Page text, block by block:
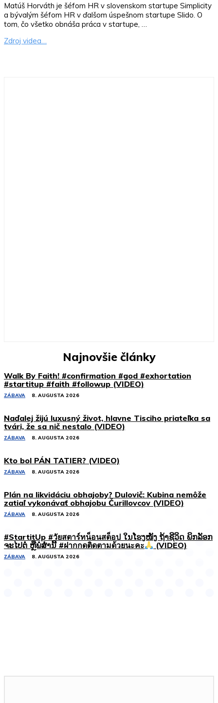
Matúš Horváth je šéfom HR v slovenskom startupe Simplicity
a bývalým šéfom HR v ďalšom úspešnom startupe Slido. O
tom, čo všetko obnáša práca v startupe, …
Zdroj videa…
Najnovšie články
Walk By Faith! #confirmation #god #exhortation
#startitup #faith #followup (VIDEO)
ZÁBAVA 8. AUGUSTA 2026
Naďalej žijú luxusný život, hlavne Tisciho priateľka sa
tvári, že sa nič nestalo (VIDEO)
ZÁBAVA 8. AUGUSTA 2026
Kto bol PÁN TATIER? (VIDEO)
ZÁBAVA 8. AUGUSTA 2026
Plán na likvidáciu obhajoby? Dulovič: Kubina nemôže
zatiaľ vykonávať obhajobu Čurillovcov (VIDEO)
ZÁBAVA 8. AUGUSTA 2026
#StartitUp #วัยสตาร์ทน็อนสต็อป ໃນໂຮງໜັງ ຖ້າຊີວິດ ພິກລັອກ
ຈະໄປຕໍ່ ຫຼືພໍສໍ່ານີ້ #ฝากกดติดตามด้วยนะคะ
(VIDEO)
ZÁBAVA 8. AUGUSTA 2026